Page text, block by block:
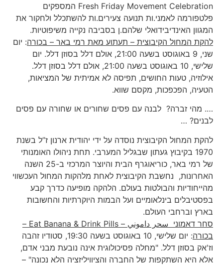
Fresh Friday Movement Celebration המספקים
פלטפורמה לאמני.ות תנועה צעירים.ות להשתכלל ולחקור את
המגוון האינדיבידואלי שלהם.ן בסביבה נקייה משיפוטיות.
להקת המחול הקיבוצית – תעתוע מאת רמי באר– בכורה: יום
שני, 9 באוגוסט בשעה 21:00, אולם דלל בסוזן דלל. יום
שלישי, 10 באוגוסט בשעה 21:00, אולם דלל בסוזן דלל.
אילוזיה, טעות החושים, תפיסה לא אמיתית של המציאות,
הטעיה, הפכפכות, מקסם שווא.
…. מהי זברה? לבנה עם פסים שחורים או שחורה עם פסים
לבנים? …
להקת המחול הקיבוצית נוסדה על ידי יהודית ארנון ז”ל בשנת
1970 בקיבוץ געתון שבגליל המערבי. תחת ניהולו האומנותי
של רמי באר, כוריאוגרף הבית והיוצר המרכזי ב-25 השנה
האחרונות, נחשבת הקיבוצית לאחת מלהקות המחול העכשווי
מהייחודיות והבולטות בעולם. הלהקה מופיעה כדרך קבע
בפסטיבלים בינלאומיים ועל הבמות היוקרתיות והחשובות
בארץ וברחבי העולם.
סחר דאמוניسحر داموني– Eat Banana & Drink Pills –
בכורה
: יום שלישי, 10 באוגוסט בשעה 19:30, סטודיו זהבה
וז'אק בסוזן דלל. "מחלה פסיכולוגית אינה נובעת מבני אדם,
אלא היא השתקפות של החברה והציוויליזציה הלא נכונה" –